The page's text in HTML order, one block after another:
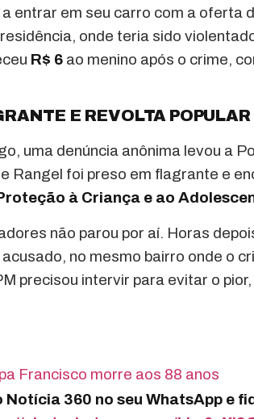
entrar em seu carro com a oferta
onde teria sido
R$ 6 ao menino após o crime,
E REVOLTA POPULAR
uma denúncia anônima levou a
Rangel foi preso em flagrante e
à Criança e ao
não parou por aí. Horas
no mesmo bairro onde o
precisou intervir para evitar o
Francisco morre aos 88 anos
Notícia 360 no seu WhatsApp e